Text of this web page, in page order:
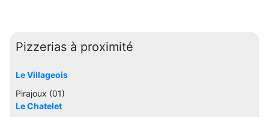
Pizzerias à proximité
Le Villageois
Pirajoux (01)
Le Chatelet